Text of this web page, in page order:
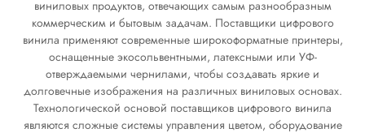
виниловых продуктов, отвечающих самым разнообразным
коммерческим и бытовым задачам. Поставщики цифрового
винила применяют современные широкоформатные принтеры,
оснащенные экосольвентными, латексными или УФ-
отверждаемыми чернилами, чтобы создавать яркие и
долговечные изображения на различных виниловых основах.
Технологической основой поставщиков цифрового винила
являются сложные системы управления цветом, оборудование